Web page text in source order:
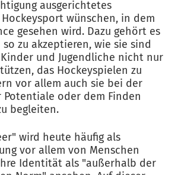
ausgerichtetes
wünschen, in dem
gesehen wird. Dazu gehört es
zu akzeptieren, wie sie sind
und Jugendliche nicht nur
das Hockeyspielen zu
vor allem auch sie bei der
oder dem Finden
begleiten.
wird heute häufig als
vor allem von Menschen
Identität als "außerhalb der